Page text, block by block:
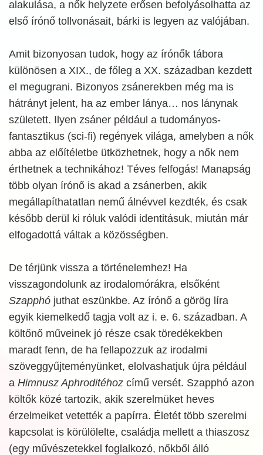
alakulása, a nők helyzete erősen befolyásolhatta az
első írónő tollvonásait, bárki is legyen az valójában.
Amit bizonyosan tudok, hogy az írónők tábora
különösen a XIX., de főleg a XX. században kezdett
el megugrani. Bizonyos zsánerekben még ma is
hátrányt jelent, ha az ember lánya… nos lánynak
született. Ilyen zsáner például a tudományos-
fantasztikus (sci-fi) regények világa, amelyben a nők
abba az előítéletbe ütközhetnek, hogy a nők nem
érthetnek a technikához! Téves felfogás! Manapság
több olyan írónő is akad a zsánerben, akik
megállapíthatatlan nemű álnévvel kezdték, és csak
később derül ki róluk valódi identitásuk, miután már
elfogadottá váltak a közösségben.
De térjünk vissza a történelemhez! Ha
visszagondolunk az irodalomórákra, elsőként
Szapphó juthat eszünkbe. Az írónő a görög líra
egyik kiemelkedő tagja volt az i. e. 6. században. A
költőnő műveinek jó része csak töredékekben
maradt fenn, de ha fellapozzuk az irodalmi
szöveggyűjteményünket, elolvashatjuk újra például
a Himnusz Aphroditéhoz című versét. Szapphó azon
költők közé tartozik, akik szerelmüket heves
érzelmeiket vetették a papírra. Életét több szerelmi
kapcsolat is körülölelte, családja mellett a thiaszosz
(egy művészetekkel foglalkozó, nőkből álló